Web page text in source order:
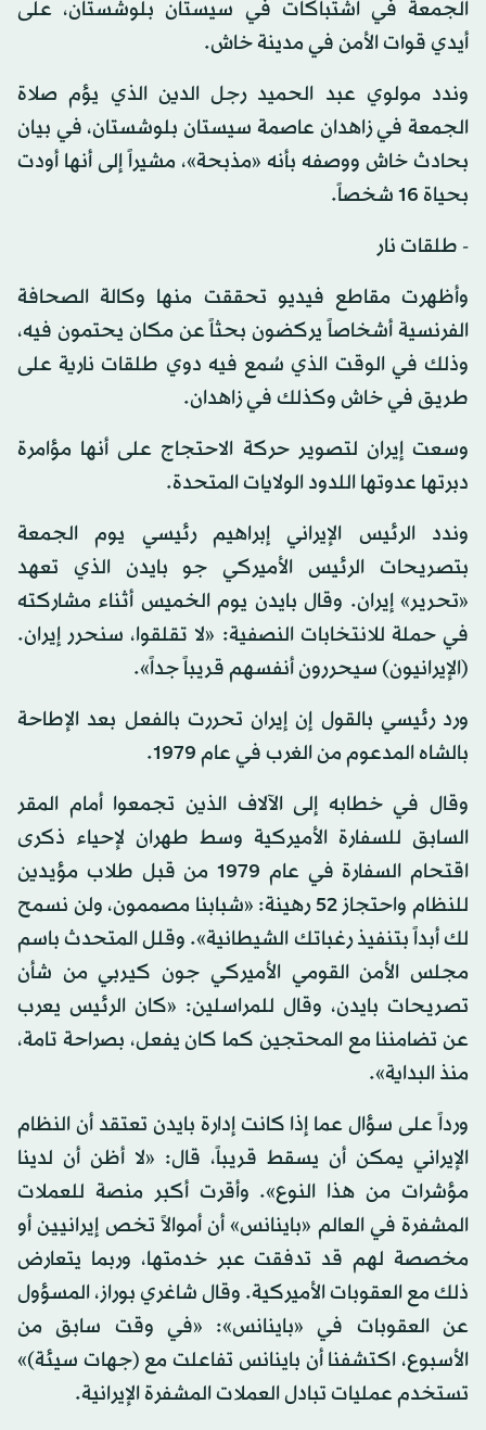
الجمعة في اشتباكات في سيستان بلوشستان، على
أيدي قوات الأمن في مدينة خاش.
وندد مولوي عبد الحميد رجل الدين الذي يؤم صلاة
الجمعة في زاهدان عاصمة سيستان بلوشستان، في بيان
بحادث خاش ووصفه بأنه «مذبحة»، مشيراً إلى أنها أودت
بحياة 16 شخصاً.
- طلقات نار
وأظهرت مقاطع فيديو تحققت منها وكالة الصحافة
الفرنسية أشخاصاً يركضون بحثاً عن مكان يحتمون فيه،
وذلك في الوقت الذي سُمع فيه دوي طلقات نارية على
طريق في خاش وكذلك في زاهدان.
وسعت إيران لتصوير حركة الاحتجاج على أنها مؤامرة
دبرتها عدوتها اللدود الولايات المتحدة.
وندد الرئيس الإيراني إبراهيم رئيسي يوم الجمعة
بتصريحات الرئيس الأميركي جو بايدن الذي تعهد
«تحرير» إيران. وقال بايدن يوم الخميس أثناء مشاركته
في حملة للانتخابات النصفية: «لا تقلقوا، سنحرر إيران.
(الإيرانيون) سيحررون أنفسهم قريباً جداً».
ورد رئيسي بالقول إن إيران تحررت بالفعل بعد الإطاحة
بالشاه المدعوم من الغرب في عام 1979.
وقال في خطابه إلى الآلاف الذين تجمعوا أمام المقر
السابق للسفارة الأميركية وسط طهران لإحياء ذكرى
اقتحام السفارة في عام 1979 من قبل طلاب مؤيدين
للنظام واحتجاز 52 رهينة: «شبابنا مصممون، ولن نسمح
لك أبداً بتنفيذ رغباتك الشيطانية». وقلل المتحدث باسم
مجلس الأمن القومي الأميركي جون كيربي من شأن
تصريحات بايدن، وقال للمراسلين: «كان الرئيس يعرب
عن تضامننا مع المحتجين كما كان يفعل، بصراحة تامة،
منذ البداية».
ورداً على سؤال عما إذا كانت إدارة بايدن تعتقد أن النظام
الإيراني يمكن أن يسقط قريباً، قال: «لا أظن أن لدينا
مؤشرات من هذا النوع». وأقرت أكبر منصة للعملات
المشفرة في العالم «باينانس» أن أموالاً تخص إيرانيين أو
مخصصة لهم قد تدفقت عبر خدمتها، وربما يتعارض
ذلك مع العقوبات الأميركية. وقال شاغري بوراز، المسؤول
عن العقوبات في «باينانس»: «في وقت سابق من
الأسبوع، اكتشفنا أن باينانس تفاعلت مع (جهات سيئة)»
تستخدم عمليات تبادل العملات المشفرة الإيرانية.